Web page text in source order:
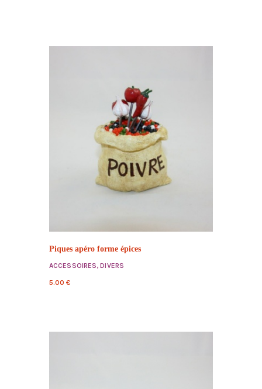
Piques apéro forme épices
ACCESSOIRES,DIVERS
5.00 €